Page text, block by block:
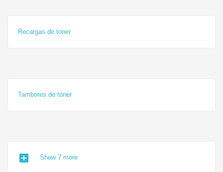
Recargas de toner
Tambores de tóner
add_box Show 7 more